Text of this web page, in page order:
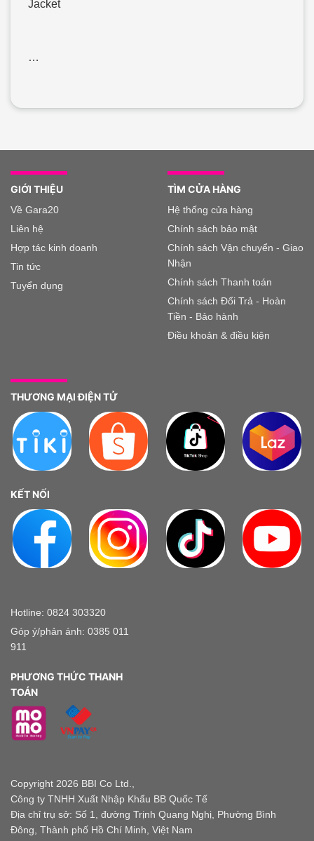
Jacket
…
GIỚI THIỆU
Về Gara20
Liên hệ
Hợp tác kinh doanh
Tin tức
Tuyển dụng
TÌM CỬA HÀNG
Hệ thống cửa hàng
Chính sách bảo mật
Chính sách Vận chuyển - Giao
Nhận
Chính sách Thanh toán
Chính sách Đổi Trả - Hoàn
Tiền - Bảo hành
Điều khoản & điều kiện
THƯƠNG MẠI ĐIỆN TỬ
KẾT NỐI
Hotline: 0824 303320
Góp ý/phản ánh: 0385 011
911
PHƯƠNG THỨC THANH
TOÁN
Copyright 2026 BBI Co Ltd.,
Công ty TNHH Xuất Nhập Khẩu BB Quốc Tế
Địa chỉ trụ sở: Số 1, đường Trịnh Quang Nghị, Phường Bình
Đông, Thành phố Hồ Chí Minh, Việt Nam